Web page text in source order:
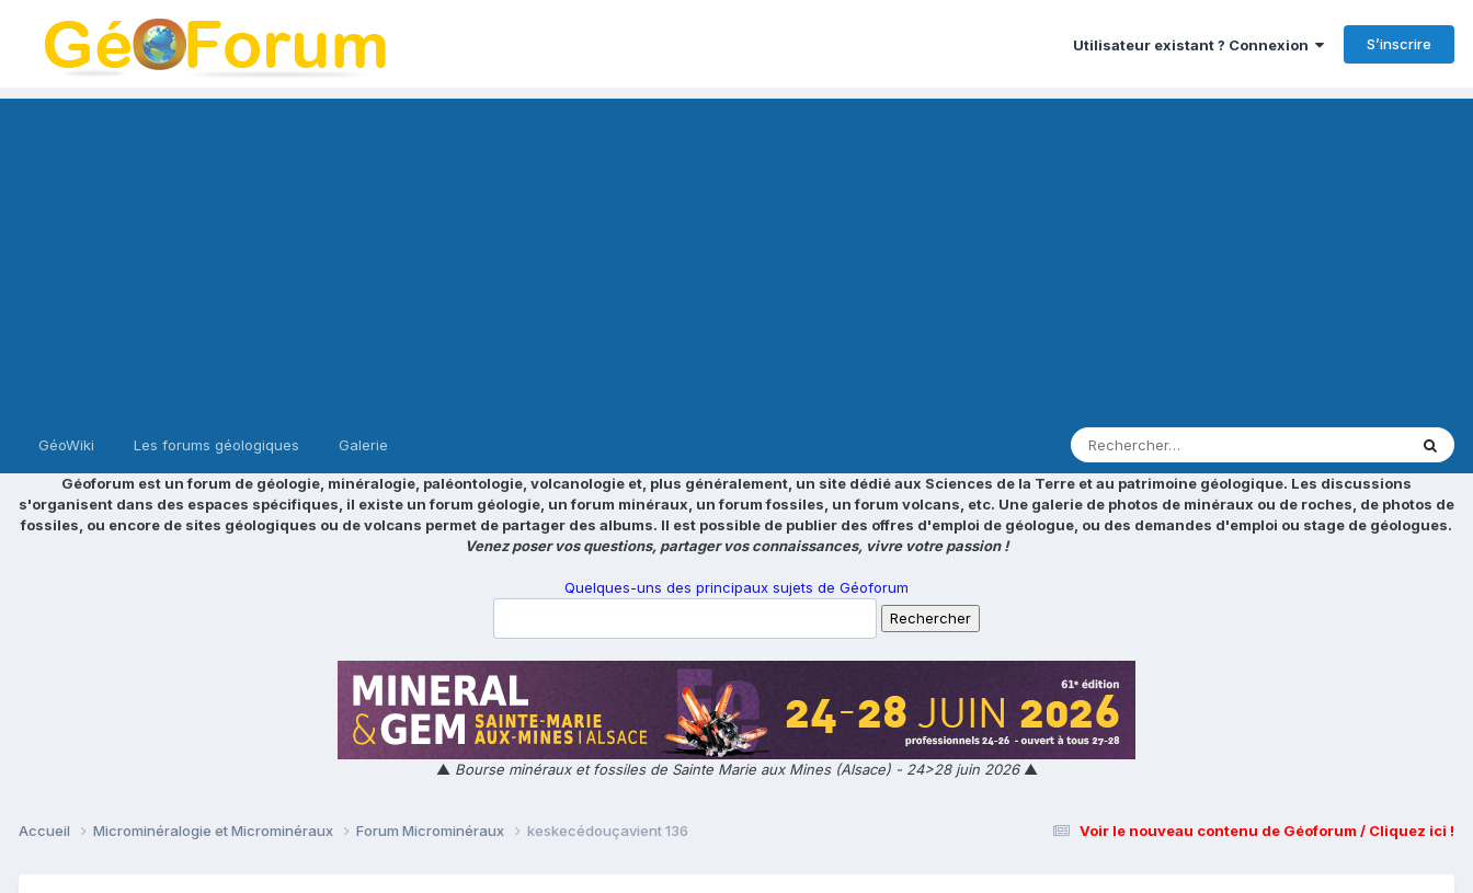
Utilisateur existant ? Connexion S’inscrire
GéoWiki Les forums géologiques Galerie
Géoforum est un forum de géologie, minéralogie, paléontologie, volcanologie et, plus généralement, un site dédié aux Sciences de la Terre et au patrimoine géologique. Les discussions
s'organisent dans des espaces spécifiques, il existe un forum géologie, un forum minéraux, un forum fossiles, un forum volcans, etc. Une galerie de photos de minéraux ou de roches, de photos de
fossiles, ou encore de sites géologiques ou de volcans permet de partager des albums. Il est possible de publier des offres d'emploi de géologue, ou des demandes d'emploi ou stage de géologues.
Venez poser vos questions, partager vos connaissances, vivre votre passion !
Quelques-uns des principaux sujets de Géoforum
▲ Bourse minéraux et fossiles de Sainte Marie aux Mines (Alsace) - 24>28 juin 2026▲
Voir le nouveau contenu de Géoforum / Cliquez ici !
Accueil Microminéralogie et Microminéraux Forum Microminéraux keskecédouçavient 136